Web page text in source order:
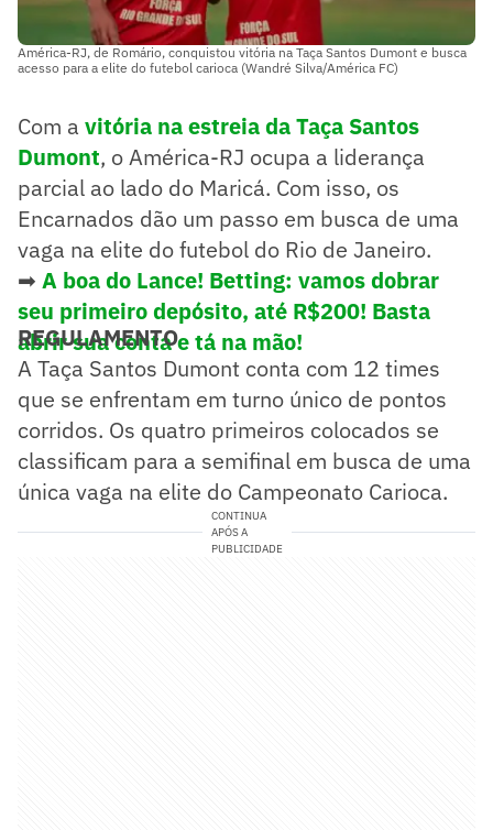
América-RJ, de Romário, conquistou vitória na Taça Santos Dumont e busca
acesso para a elite do futebol carioca (Wandré Silva/América FC)
Com a vitória na estreia da Taça Santos
Dumont, o América-RJ ocupa a liderança
parcial ao lado do Maricá. Com isso, os
Encarnados dão um passo em busca de uma
vaga na elite do futebol do Rio de Janeiro.
➡ A boa do Lance! Betting: vamos dobrar
seu primeiro depósito, até R$200! Basta
abrir sua conta e tá na mão!
REGULAMENTO
A Taça Santos Dumont conta com 12 times
que se enfrentam em turno único de pontos
corridos. Os quatro primeiros colocados se
classificam para a semifinal em busca de uma
única vaga na elite do Campeonato Carioca.
CONTINUA
APÓS A
PUBLICIDADE